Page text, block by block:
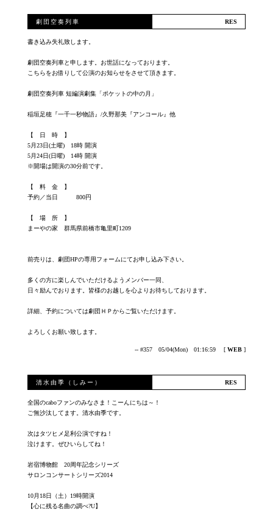
劇団空奏列車
書き込み失礼致します。
劇団空奏列車と申します。お世話になっております。
こちらをお借りして公演のお知らせをさせて頂きます。
劇団空奏列車 短編演劇集「ポケットの中の月」
稲垣足穂『一千一秒物語』/久野那美『アンコール』他
【 日 時 】
5月23日(土曜) 18時 開演
5月24日(日曜) 14時 開演
※開場は開演の30分前です。
【 料 金 】
予約／当日 800円
【 場 所 】
まーやの家 群馬県前橋市亀里町1209
前売りは、劇団HPの専用フォームにてお申し込み下さい。
多くの方に楽しんでいただけるようメンバー一同、
日々励んでおります。皆様のお越しを心よりお待ちしております。
詳細、予約については劇団ＨＰからご覧いただけます。
よろしくお願い致します。
-- #357 05/04(Mon) 01:16:59 [ WEB ]
清水由季（しみー）
全国のcaboファンのみなさま！こーんにちは～！
ご無沙汰してます。清水由季です。
次はタツヒメ足利公演ですね！
泣けます。ぜひいらしてね！
岩宿博物館 20周年記念シリーズ
サロンコンサートシリーズ2014
10月18日（土）19時開演
【心に残る名曲の調べ?U】